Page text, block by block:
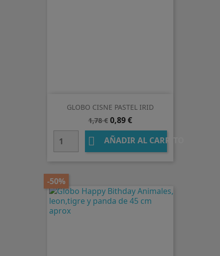
GLOBO CISNE PASTEL IRID
Precio
base
1,78 € Precio
0,89 €
 AÑADIR AL CARRITO
-50%